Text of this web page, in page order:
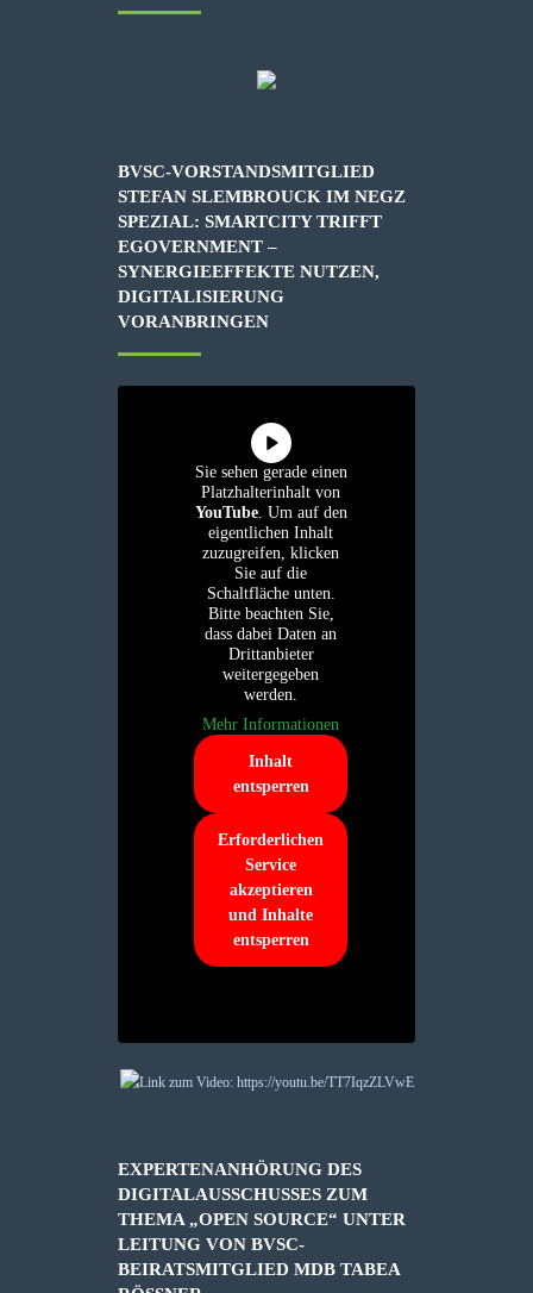
BVSC-VORSTANDSMITGLIED
STEFAN SLEMBROUCK IM NEGZ
SPEZIAL: SMARTCITY TRIFFT
EGOVERNMENT –
SYNERGIEEFFEKTE NUTZEN,
DIGITALISIERUNG
VORANBRINGEN
Sie sehen gerade einen
Platzhalterinhalt von
YouTube. Um auf den
eigentlichen Inhalt
zuzugreifen, klicken
Sie auf die
Schaltfläche unten.
Bitte beachten Sie,
dass dabei Daten an
Drittanbieter
weitergegeben
werden.
Mehr Informationen
Inhalt
entsperren
Erforderlichen
Service
akzeptieren
und Inhalte
entsperren
EXPERTENANHÖRUNG DES
DIGITALAUSSCHUSSES ZUM
THEMA „OPEN SOURCE“ UNTER
LEITUNG VON BVSC-
BEIRATSMITGLIED MDB TABEA